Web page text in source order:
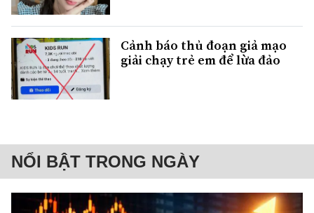
Cảnh báo thủ đoạn giả mạo
giải chạy trẻ em để lừa đảo
NỔI BẬT TRONG NGÀY